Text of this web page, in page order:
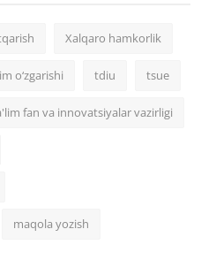
Xalqaro hamkorlik
o‘zgarishi tdiu tsue
fan va innovatsiyalar vazirligi
maqola yozish